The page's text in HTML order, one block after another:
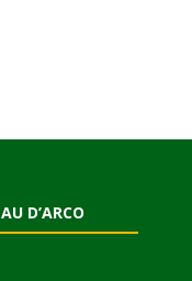
D’ARCO